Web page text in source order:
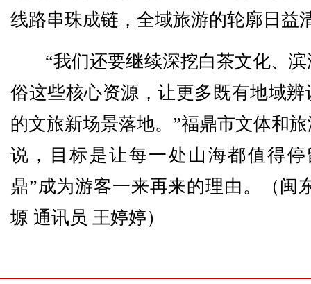
线路串珠成链，全域旅游的轮廓日益
“我们还要继续深挖白茶文化、
俗这些核心资源，让更多既有地域
的文旅新场景落地。”福鼎市文体和
说，目标是让每一处山海都值得
鼎”成为游客一来再来的理由。（闽
塬 通讯员 王婷婷）